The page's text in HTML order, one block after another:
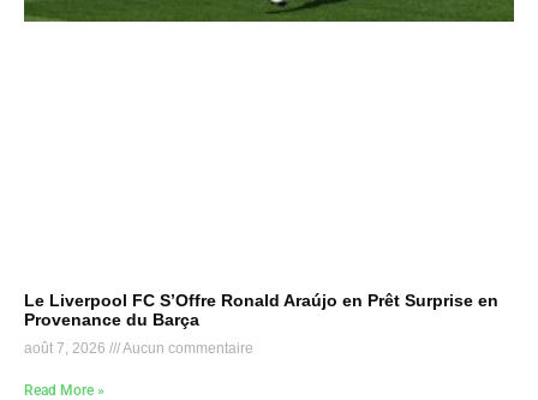
Le Liverpool FC S’Offre Ronald Araújo en Prêt Surprise en
Provenance du Barça
août 7, 2026 Aucun commentaire
Read More »